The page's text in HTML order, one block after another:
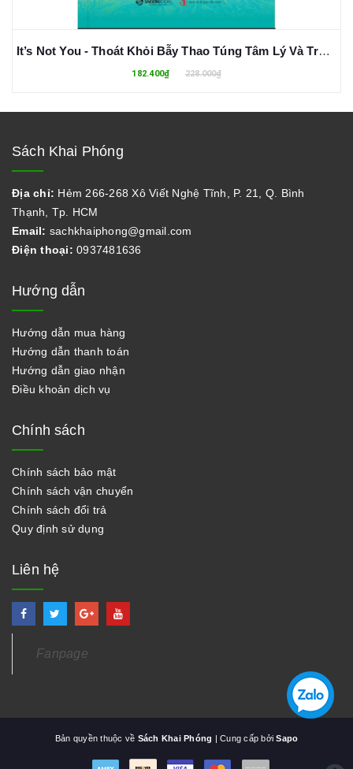
It’s Not You - Thoát Khỏi Bẫy Thao Túng Tâm Lý Và Trở Thành Người "Kháng Ái Kỉ" - Ramani Durvasula
182.400₫ 228.000₫
Sách Khai Phóng
Địa chỉ: Hẻm 266-268 Xô Viết Nghệ Tĩnh, P. 21, Q. Bình
Thạnh, Tp. HCM
Email: sachkhaiphong@gmail.com
Điện thoại: 0937481636
Hướng dẫn
Hướng dẫn mua hàng
Hướng dẫn thanh toán
Hướng dẫn giao nhận
Điều khoản dịch vụ
Chính sách
Chính sách bảo mật
Chính sách vận chuyển
Chính sách đổi trả
Quy định sử dụng
Liên hệ
Fanpage
Bản quyền thuộc về Sách Khai Phóng | Cung cấp bởiSapo